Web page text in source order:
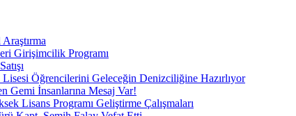
Girişimcilik Programı
Öğrencilerini Geleceğin Denizciliğine Hazırlıyor
İnsanlarına Mesaj Var!
Lisans Programı Geliştirme Çalışmaları